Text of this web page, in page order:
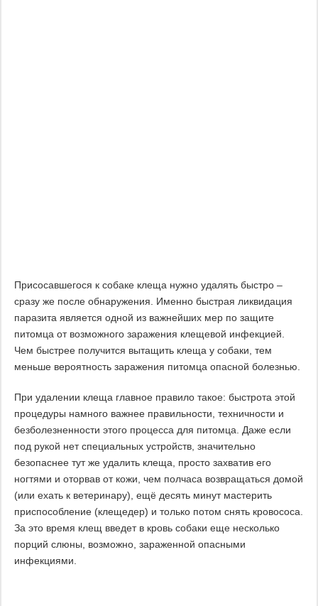
Присосавшегося к собаке клеща нужно удалять быстро –
сразу же после обнаружения. Именно быстрая ликвидация
паразита является одной из важнейших мер по защите
питомца от возможного заражения клещевой инфекцией.
Чем быстрее получится вытащить клеща у собаки, тем
меньше вероятность заражения питомца опасной болезнью.
При удалении клеща главное правило такое: быстрота этой
процедуры намного важнее правильности, техничности и
безболезненности этого процесса для питомца. Даже если
под рукой нет специальных устройств, значительно
безопаснее тут же удалить клеща, просто захватив его
ногтями и оторвав от кожи, чем полчаса возвращаться домой
(или ехать к ветеринару), ещё десять минут мастерить
приспособление (клещедер) и только потом снять кровососа.
За это время клещ введет в кровь собаки еще несколько
порций слюны, возможно, зараженной опасными
инфекциями.